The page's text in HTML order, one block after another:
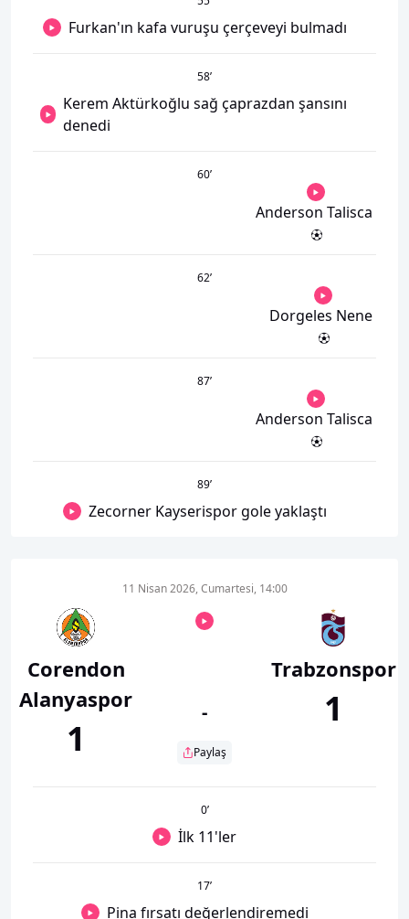
Furkan'ın kafa vuruşu çerçeveyi bulmadı
58’
Kerem Aktürkoğlu sağ çaprazdan şansını
denedi
60’
Anderson Talisca
62’
Dorgeles Nene
87’
Anderson Talisca
89’
Zecorner Kayserispor gole yaklaştı
Corendon
Alanyaspor
1
11 Nisan 2026, Cumartesi, 14:00
-
Paylaş
Trabzonspor
1
0’
İlk 11'ler
17’
Pina fırsatı değerlendiremedi